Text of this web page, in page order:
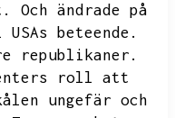
Och ändrade på
beteende.
republikaner.
roll att
ungefär och